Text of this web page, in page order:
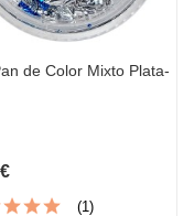
de Color Mixto Plata-
(1)